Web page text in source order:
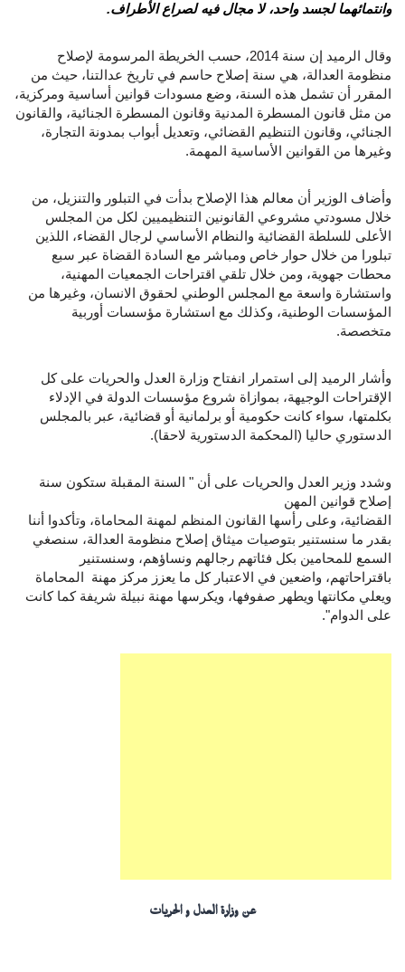
وانتمائهما لجسد واحد، لا مجال فيه لصراع الأطراف.
وقال الرميد إن سنة 2014، حسب الخريطة المرسومة لإصلاح
منظومة العدالة، هي سنة إصلاح حاسم في تاريخ عدالتنا، حيث من
المقرر أن تشمل هذه السنة، وضع مسودات قوانين أساسية ومركزية،
من مثل قانون المسطرة المدنية وقانون المسطرة الجنائية، والقانون
الجنائي، وقانون التنظيم القضائي، وتعديل أبواب بمدونة التجارة،
وغيرها من القوانين الأساسية المهمة.
وأضاف الوزير أن معالم هذا الإصلاح بدأت في التبلور والتنزيل، من
خلال مسودتي مشروعي القانونين التنظيميين لكل من المجلس
الأعلى للسلطة القضائية والنظام الأساسي لرجال القضاء، اللذين
تبلورا من خلال حوار خاص ومباشر مع السادة القضاة عبر سبع
محطات جهوية، ومن خلال تلقي اقتراحات الجمعيات المهنية،
واستشارة واسعة مع المجلس الوطني لحقوق الانسان، وغيرها من
المؤسسات الوطنية، وكذلك مع استشارة مؤسسات أوربية
متخصصة.
وأشار الرميد إلى استمرار انفتاح وزارة العدل والحريات على كل
الإقتراحات الوجيهة، بموازاة شروع مؤسسات الدولة في الإدلاء
بكلمتها، سواء كانت حكومية أو برلمانية أو قضائية، عبر بالمجلس
الدستوري حاليا (المحكمة الدستورية لاحقا).
وشدد وزير العدل والحريات على أن " السنة المقبلة ستكون سنة
إصلاح قوانين المهن
القضائية، وعلى رأسها القانون المنظم لمهنة المحاماة، وتأكدوا أننا
بقدر ما سنستنير بتوصيات ميثاق إصلاح منظومة العدالة، سنصغي
السمع للمحامين بكل فئاتهم رجالهم ونساؤهم، وسنستنير
باقتراحاتهم، واضعين في الاعتبار كل ما يعزز مركز مهنة المحاماة
ويعلي مكانتها ويطهر صفوفها، ويكرسها مهنة نبيلة شريفة كما كانت
على الدوام".
عن وزارة العدل و الحريات